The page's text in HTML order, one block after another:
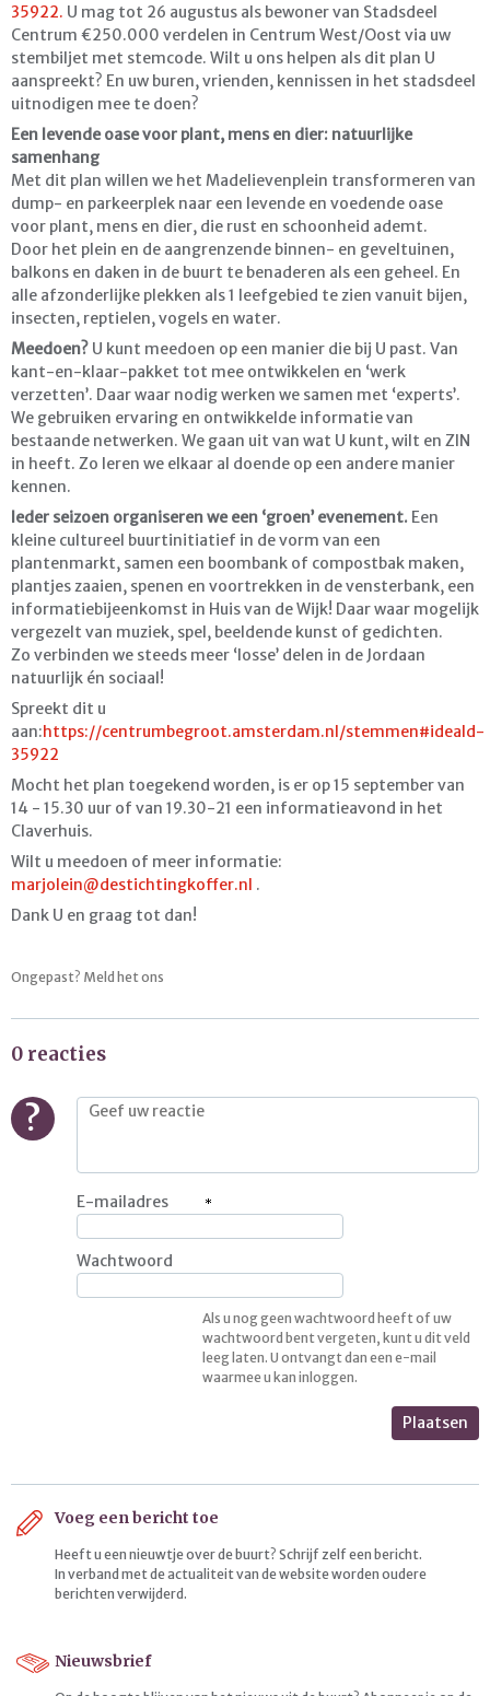
35922. U mag tot 26 augustus als bewoner van Stadsdeel
Centrum €250.000 verdelen in Centrum West/Oost via uw
stembiljet met stemcode. Wilt u ons helpen als dit plan U
aanspreekt? En uw buren, vrienden, kennissen in het stadsdeel
uitnodigen mee te doen?
Een levende oase voor plant, mens en dier: natuurlijke
samenhang
Met dit plan willen we het Madelievenplein transformeren van
dump- en parkeerplek naar een levende en voedende oase
voor plant, mens en dier, die rust en schoonheid ademt.
Door het plein en de aangrenzende binnen- en geveltuinen,
balkons en daken in de buurt te benaderen als een geheel. En
alle afzonderlijke plekken als 1 leefgebied te zien vanuit bijen,
insecten, reptielen, vogels en water.
Meedoen? U kunt meedoen op een manier die bij U past. Van
kant-en-klaar-pakket tot mee ontwikkelen en ‘werk
verzetten’. Daar waar nodig werken we samen met ‘experts’.
We gebruiken ervaring en ontwikkelde informatie van
bestaande netwerken. We gaan uit van wat U kunt, wilt en ZIN
in heeft. Zo leren we elkaar al doende op een andere manier
kennen.
Ieder seizoen organiseren we een ‘groen’ evenement. Een
kleine cultureel buurtinitiatief in de vorm van een
plantenmarkt, samen een boombank of compostbak maken,
plantjes zaaien, spenen en voortrekken in de vensterbank, een
informatiebijeenkomst in Huis van de Wijk! Daar waar mogelijk
vergezelt van muziek, spel, beeldende kunst of gedichten.
Zo verbinden we steeds meer ‘losse’ delen in de Jordaan
natuurlijk én sociaal!
Spreekt dit u
aan:https://centrumbegroot.amsterdam.nl/stemmen#ideaId-
35922
Mocht het plan toegekend worden, is er op 15 september van
14 - 15.30 uur of van 19.30-21 een informatieavond in het
Claverhuis.
Wilt u meedoen of meer informatie:
marjolein@destichtingkoffer.nl .
Dank U en graag tot dan!
Ongepast? Meld het ons
0 reacties
?
E-mailadres
Wachtwoord
Als u nog geen wachtwoord heeft of uw
wachtwoord bent vergeten, kunt u dit veld
leeg laten. U ontvangt dan een e-mail
waarmee u kan inloggen.
Plaatsen
Voeg een bericht toe
Heeft u een nieuwtje over de buurt? Schrijf zelf een bericht.
In verband met de actualiteit van de website worden oudere
berichten verwijderd.
Nieuwsbrief